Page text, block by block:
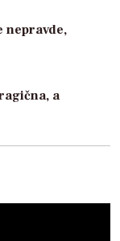
nepravde,
a